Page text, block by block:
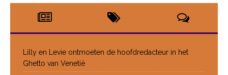
Lilly en Levie ontmoeten de hoofdredacteur in het
Ghetto van Venetië